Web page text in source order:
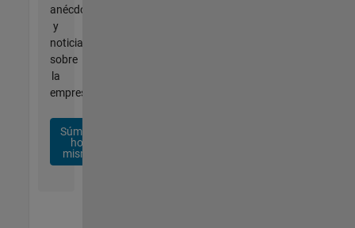
anécdotas
y
noticias
sobre
la
empresa.
Súmese
hoy
mismo